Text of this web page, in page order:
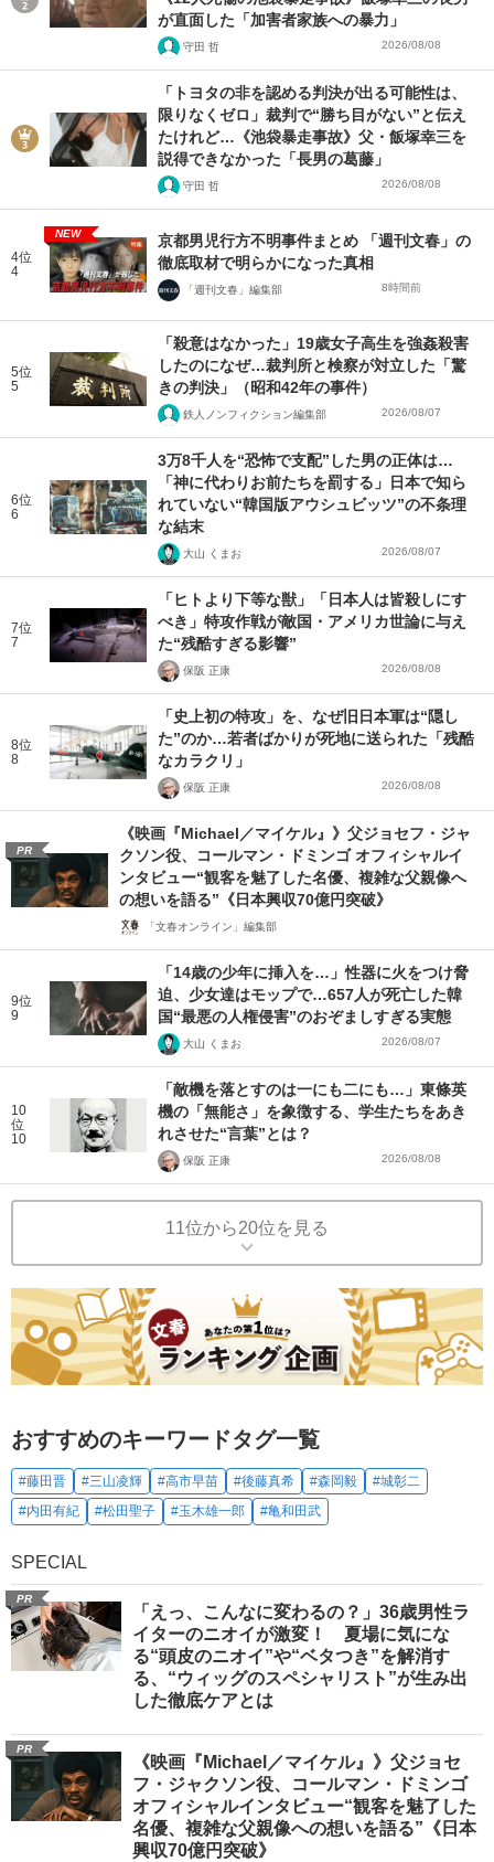
が直面した「加害者家族への暴力」
守田 哲 2026/08/08
「トヨタの非を認める判決が出る可能性は、
限りなくゼロ」裁判で“勝ち目がない”と伝え
たけれど…《池袋暴走事故》父・飯塚幸三を
説得できなかった「長男の葛藤」
守田 哲 2026/08/08
4位
4
NEW
京都男児行方不明事件まとめ 「週刊文春」の
徹底取材で明らかになった真相
「週刊文春」編集部 8時間前
5位
5
「殺意はなかった」19歳女子高生を強姦殺害
したのになぜ…裁判所と検察が対立した「驚
きの判決」（昭和42年の事件）
鉄人ノンフィクション編集部 2026/08/07
6位
6
3万8千人を“恐怖で支配”した男の正体は…
「神に代わりお前たちを罰する」日本で知ら
れていない“韓国版アウシュビッツ”の不条理
な結末
大山 くまお 2026/08/07
7位
7
「ヒトより下等な獣」「日本人は皆殺しにす
べき」特攻作戦が敵国・アメリカ世論に与え
た“残酷すぎる影響”
保阪 正康 2026/08/08
8位
8
「史上初の特攻」を、なぜ旧日本軍は“隠し
た”のか…若者ばかりが死地に送られた「残酷
なカラクリ」
保阪 正康 2026/08/08
PR
《映画『Michael／マイケル』》父ジョセフ・ジャ
クソン役、コールマン・ドミンゴ オフィシャルイ
ンタビュー“観客を魅了した名優、複雑な父親像へ
の想いを語る”《日本興収70億円突破》
「文春オンライン」編集部
9位
9
「14歳の少年に挿入を…」性器に火をつけ脅
迫、少女達はモップで…657人が死亡した韓
国“最悪の人権侵害”のおぞましすぎる実態
大山 くまお 2026/08/07
10
位
10
「敵機を落とすのは一にも二にも…」東條英
機の「無能さ」を象徴する、学生たちをあき
れさせた“言葉”とは？
保阪 正康 2026/08/08
11位から20位を見る
おすすめのキーワードタグ一覧
#藤田晋 #三山凌輝 #高市早苗 #後藤真希 #森岡毅
#城彰二
#内田有紀
#松田聖子 #玉木雄一郎 #亀和田武
SPECIAL
PR
「えっ、こんなに変わるの？」36歳男性ラ
イターのニオイが激変！ 夏場に気にな
る“頭皮のニオイ”や“ベタつき”を解消す
る、“ウィッグのスペシャリスト”が生み出
した徹底ケアとは
PR
《映画『Michael／マイケル』》父ジョセ
フ・ジャクソン役、コールマン・ドミンゴ
オフィシャルインタビュー“観客を魅了した
名優、複雑な父親像への想いを語る”《日本
興収70億円突破》